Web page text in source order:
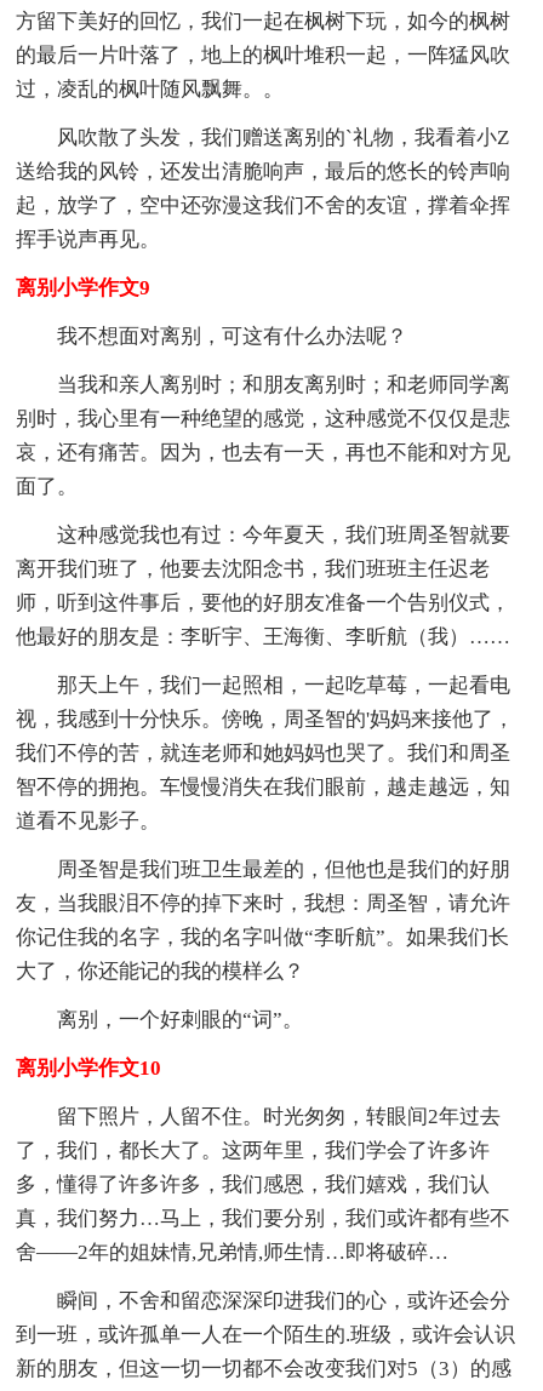
方留下美好的回忆，我们一起在枫树下玩，如今的枫树
的最后一片叶落了，地上的枫叶堆积一起，一阵猛风吹
过，凌乱的枫叶随风飘舞。。
风吹散了头发，我们赠送离别的`礼物，我看着小Z
送给我的风铃，还发出清脆响声，最后的悠长的铃声响
起，放学了，空中还弥漫这我们不舍的友谊，撑着伞挥
挥手说声再见。
离别小学作文9
我不想面对离别，可这有什么办法呢？
当我和亲人离别时；和朋友离别时；和老师同学离
别时，我心里有一种绝望的感觉，这种感觉不仅仅是悲
哀，还有痛苦。因为，也去有一天，再也不能和对方见
面了。
这种感觉我也有过：今年夏天，我们班周圣智就要
离开我们班了，他要去沈阳念书，我们班班主任迟老
师，听到这件事后，要他的好朋友准备一个告别仪式，
他最好的朋友是：李昕宇、王海衡、李昕航（我）……
那天上午，我们一起照相，一起吃草莓，一起看电
视，我感到十分快乐。傍晚，周圣智的'妈妈来接他了，
我们不停的苦，就连老师和她妈妈也哭了。我们和周圣
智不停的拥抱。车慢慢消失在我们眼前，越走越远，知
道看不见影子。
周圣智是我们班卫生最差的，但他也是我们的好朋
友，当我眼泪不停的掉下来时，我想：周圣智，请允许
你记住我的名字，我的名字叫做“李昕航”。如果我们长
大了，你还能记的我的模样么？
离别，一个好刺眼的“词”。
离别小学作文10
留下照片，人留不住。时光匆匆，转眼间2年过去
了，我们，都长大了。这两年里，我们学会了许多许
多，懂得了许多许多，我们感恩，我们嬉戏，我们认
真，我们努力…马上，我们要分别，我们或许都有些不
舍——2年的姐妹情,兄弟情,师生情…即将破碎…
瞬间，不舍和留恋深深印进我们的心，或许还会分
到一班，或许孤单一人在一个陌生的.班级，或许会认识
新的朋友，但这一切一切都不会改变我们对5（3）的感